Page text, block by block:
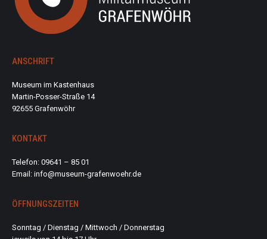
ANSCHRIFT
Museum im Kastenhaus
Martin-Posser-Straße 14
92655 Grafenwöhr
KONTAKT
Telefon: 09641 – 85 01
Email: info@museum-grafenwoehr.de
ÖFFNUNGSZEITEN
Sonntag / Dienstag / Mittwoch / Donnerstag